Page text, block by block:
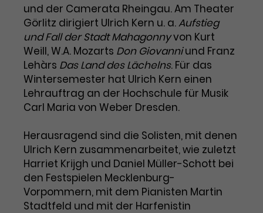
werden bestimmte
Datenübertragungen
unterbunden.
Name IDE
Anbieter Google / DoubleClick
Laufzeit 1 Jahr
Dieses Cookie dient der Anzeige
Werbekampagnen über
verschiedene Websites hinweg.
und der Camerata Rheingau. Am Theater
Görlitz dirigiert Ulrich Kern u. a.Aufstieg
und Fall der Stadt Mahagonnyvon Kurt
Weill, W.A. Mozarts Don Giovanniund Franz
Lehàrs Das Land des Lächelns. Für das
Wintersemester hat Ulrich Kern einen
Lehrauftrag an der Hochschule für Musik
Carl Maria von Weber Dresden.
Herausragend sind die Solisten, mit denen
Ulrich Kern zusammenarbeitet, wie zuletzt
Harriet Krijgh und Daniel Müller-Schott bei
den Festspielen Mecklenburg-
Vorpommern, mit dem Pianisten Martin
Stadtfeld und mit der Harfenistin